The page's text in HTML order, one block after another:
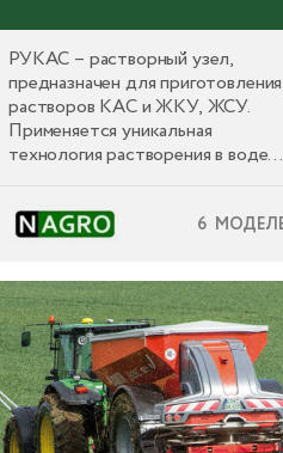
РУКАС – растворный узел,
предназначен для приготовления
растворов КАС и ЖКУ, ЖСУ.
Применяется уникальная
технология растворения в воде
уникальные возможности для
несколько машин, где цифра в
аббревиатуре указывает на
производительность машины по
КАС тонн в час (1,5; 3; 6; 12; 18).
6